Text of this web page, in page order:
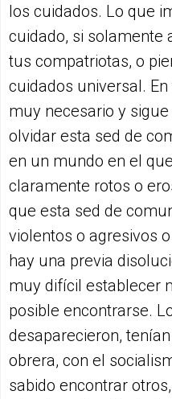
los cuidados. Lo que
cuidado, si solamente
tus compatriotas, o
cuidados universal.
muy necesario y
olvidar esta sed de
en un mundo en el
claramente rotos o
que esta sed de
violentos o agresivos
hay una previa
muy difícil establecer
posible encontrarse.
desaparecieron,
obrera, con el
sabido encontrar